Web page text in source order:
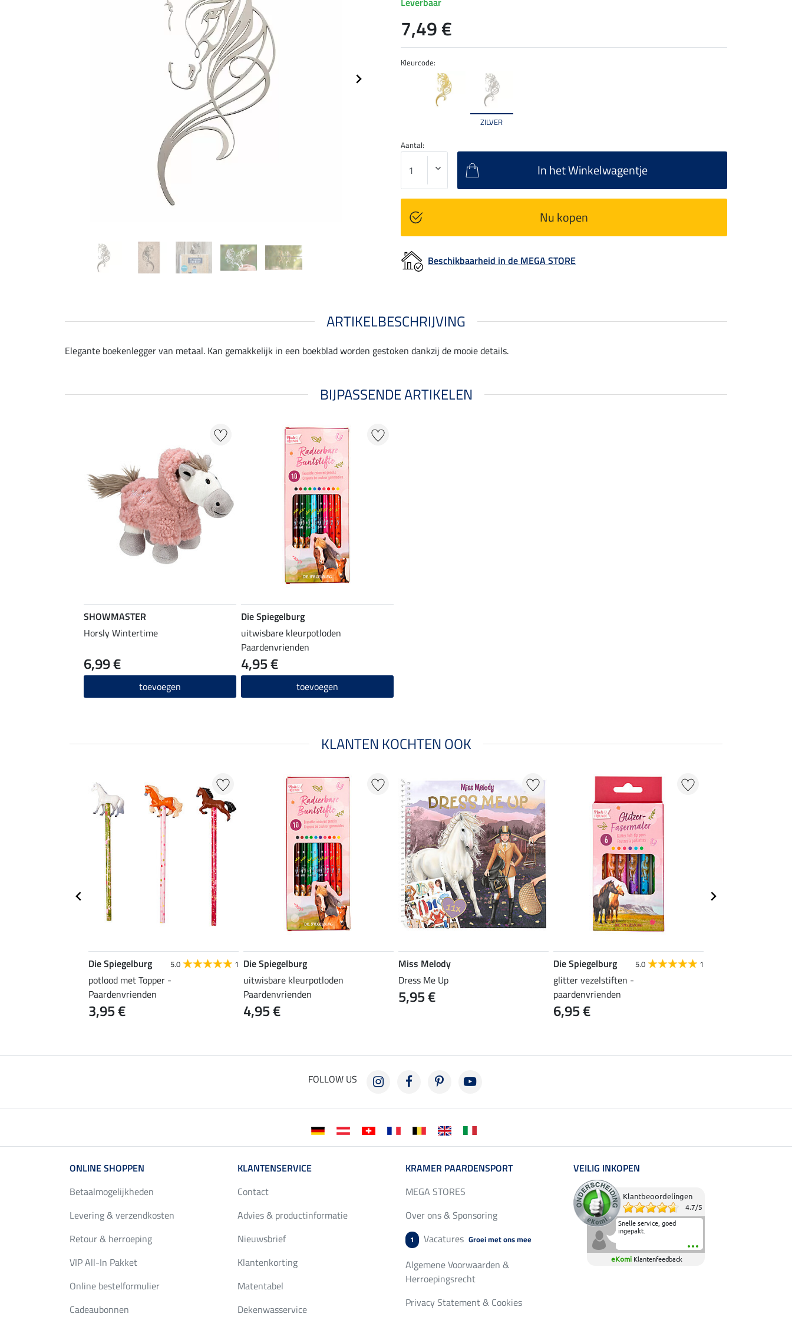
Kleurcode:
ZILVER
7,49 €
Aantal:
In het Winkelwagentje
Nu kopen
Beschikbaarheid in de MEGA STORE
ARTIKELBESCHRIJVING
Elegante boekenlegger van metaal. Kan gemakkelijk in een boekblad worden gestoken dankzij de mooie details.
BIJPASSENDE ARTIKELEN
SHOWMASTER
Horsly Wintertime
6,99 €
toevoegen
Die Spiegelburg
uitwisbare kleurpotloden
Paardenvrienden
4,95 €
toevoegen
KLANTEN KOCHTEN OOK
Die Spiegelburg 5.0 1
potlood met Topper -
Paardenvrienden
3,95 €
Die Spiegelburg
uitwisbare kleurpotloden
Paardenvrienden
4,95 €
Miss Melody
Dress Me Up
5,95 €
Die Spiegelburg 5.0 1
glitter vezelstiften -
paardenvrienden
6,95 €
FOLLOW US
ONLINE SHOPPEN
Betaalmogelijkheden
Levering & verzendkosten
Retour & herroeping
VIP All-In Pakket
Online bestelformulier
Cadeaubonnen
KLANTENSERVICE
Contact
Advies & productinformatie
Nieuwsbrief
Klantenkorting
Matentabel
Dekenwasservice
KRAMER PAARDENSPORT
MEGA STORES
Over ons & Sponsoring
1 Vacatures Groei met ons mee
Algemene Voorwaarden &
Herroepingsrecht
Privacy Statement & Cookies
VEILIG INKOPEN
Klantbeoordelingen
4.7/5
Snelle service, goed
ingepakt.
eKomi Klantenfeedback